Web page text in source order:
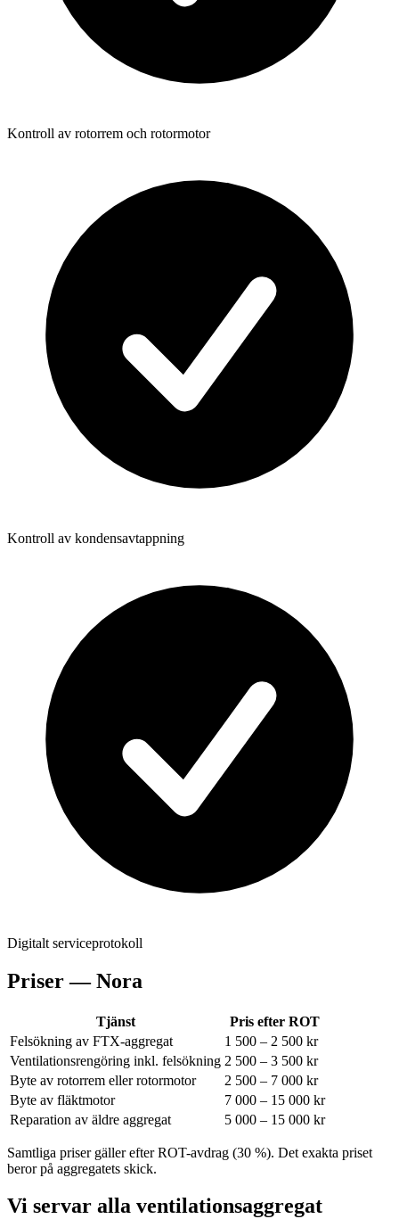
Kontroll av rotorrem och rotormotor
Kontroll av kondensavtappning
Digitalt serviceprotokoll
Priser —Nora
Tjänst
Pris efter ROT
Felsökning av FTX-aggregat
1 500 – 2 500 kr
Ventilationsrengöring inkl. felsökning 2 500 – 3 500 kr
Byte av rotorrem eller rotormotor
2 500 – 7 000 kr
Byte av fläktmotor
7 000 – 15 000 kr
Reparation av äldre aggregat
5 000 – 15 000 kr
Samtliga priser gäller efter ROT-avdrag (30 %). Det exakta priset
beror på aggregatets skick.
Vi servar alla ventilationsaggregat